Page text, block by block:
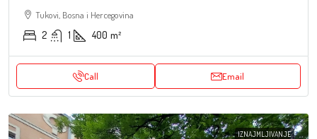
Tukovi, Bosna i Hercegovina
2 1 400 m²
Call Email
IZNAJMLJIVANJE